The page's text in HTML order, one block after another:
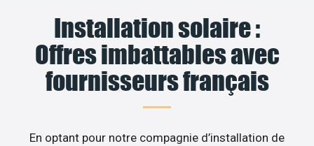
Installation solaire :
Offres imbattables avec
fournisseurs français
En optant pour notre compagnie d’installation de